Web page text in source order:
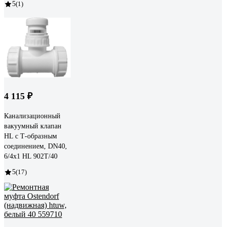
5(1)
4 115 ₽
Канализационный
вакуумный клапан
HL с Т-образным
соединением, DN40,
6/4x1 HL 902T/40
5(17)